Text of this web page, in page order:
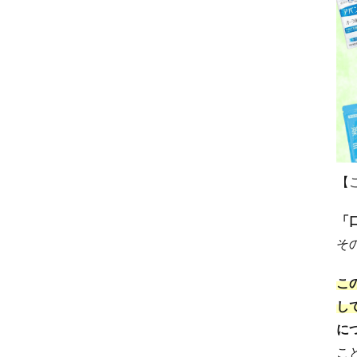
そ
こ
し
に
こ